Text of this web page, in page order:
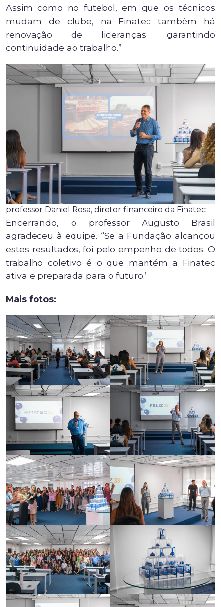
Assim como no futebol, em que os técnicos
mudam de clube, na Finatec também há
renovação de lideranças, garantindo
continuidade ao trabalho.”
professor Daniel Rosa, diretor financeiro da Finatec
Encerrando, o professor Augusto Brasil
agradeceu à equipe. “Se a Fundação alcançou
estes resultados, foi pelo empenho de todos. O
trabalho coletivo é o que mantém a Finatec
ativa e preparada para o futuro.”
Mais fotos: